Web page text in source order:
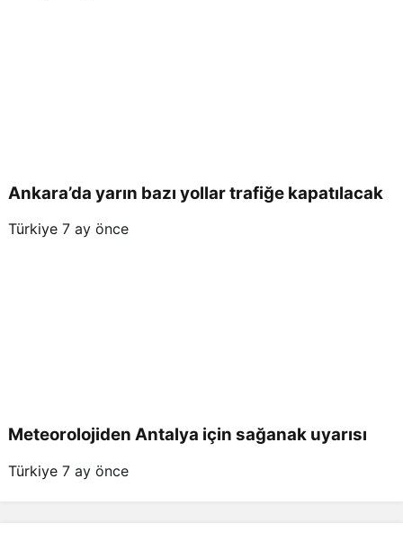
Ankara’da yarın bazı yollar trafiğe kapatılacak
Türkiye 7 ay önce
Meteorolojiden Antalya için sağanak uyarısı
Türkiye 7 ay önce